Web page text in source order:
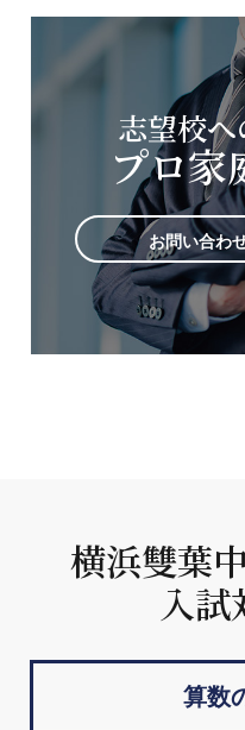
志望校
プロ家
お問い合わ
横浜雙葉
入試
算数